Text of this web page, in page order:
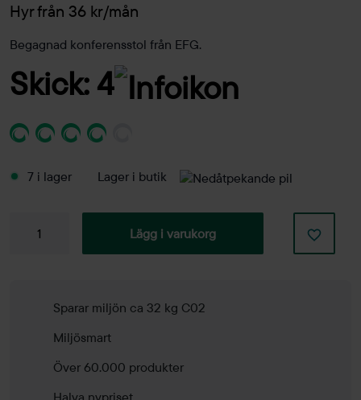
Hyr från 36 kr/mån
Begagnad konferensstol från EFG.
Skick: 4
7 i lager Lager i butik
Konferensstol
Lägg i varukorg
Sparar miljön ca 32 kg C02
Miljösmart
Över 60.000 produkter
Halva nypriset